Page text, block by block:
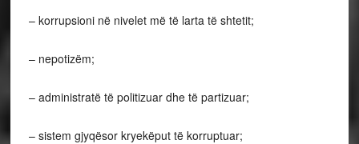
– korrupsioni në nivelet më të larta të shtetit;
– nepotizëm;
– administratë të politizuar dhe të partizuar;
– sistem gjyqësor kryekëput të korruptuar;